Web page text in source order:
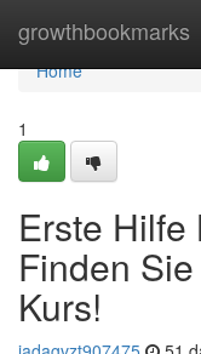
growthbookmarks
Home
Home
1
Erste Hilfe
Finden
Kurs!